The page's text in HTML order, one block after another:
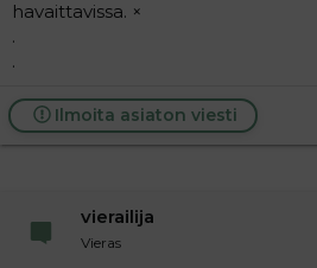
havaittavissa. ×
.
.
Ilmoita asiaton viesti
vierailija
Vieras